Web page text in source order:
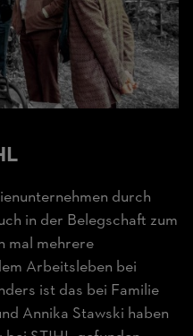
durch
in der Belegschaft zum
mal mehrere
Arbeitsleben bei
ist das bei Familie
Annika Stawski haben